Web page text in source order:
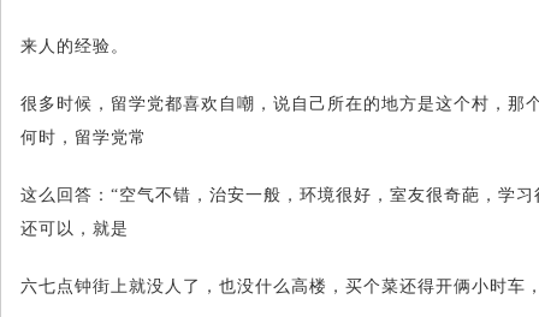
来人的经验。
很多时候，留学党都喜欢自嘲，说自己所在的地方是这个村，那
何时，留学党常
这么回答：“空气不错，治安一般，环境很好，室友很奇葩，学
还可以，就是
六七点钟街上就没人了，也没什么高楼，买个菜还得开俩小时车